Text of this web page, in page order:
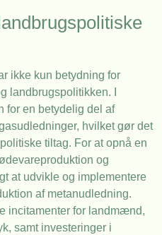
ikke kun betydning for
landbrugspolitikken. I
for en betydelig del af
hvilket gør det
tiltag. For at opnå en
og
at udvikle og implementere
af metanudledning.
incitamenter for landmænd,
samt investeringer i